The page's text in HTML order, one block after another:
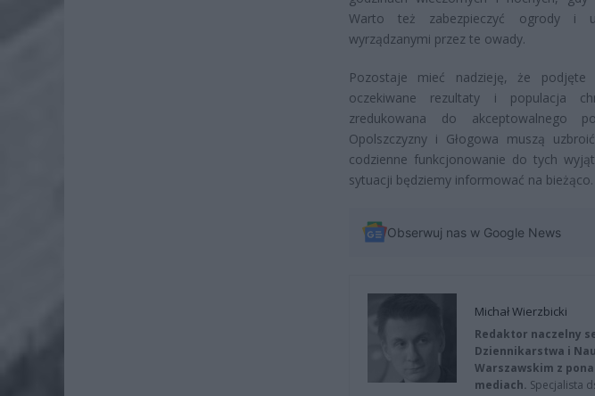
Warto też zabezpieczyć ogrody i
wyrządzanymi przez te owady.
Pozostaje mieć nadzieję, że podjęte
oczekiwane rezultaty i populacja
zredukowana do akceptowalnego
Opolszczyzny i Głogowa muszą
codzienne funkcjonowanie do tych
sytuacji będziemy informować na bieżąco.
Obserwuj nas w Google News
Michał Wierzbicki
Redaktor naczelny
Dziennikarstwa i
Warszawskim z
mediach. Specjalista